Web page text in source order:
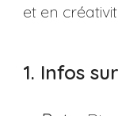
et en
1. Infos